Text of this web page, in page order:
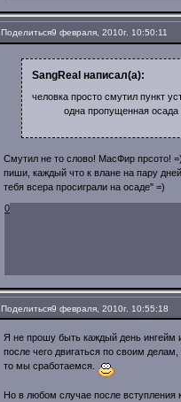
Поделиться9 февраля, 2010г. 10:50:11
SangReal написал(а):
человка просто смутил пункт
одна пропущенная осада -
Смутил не то слово! МасФир прсото!
пиши, каждый что к влане на пару
тебя всера просиграли на осаде" =)
0
Поделиться9 февраля, 2010г. 10:55:18
Я не прошу быть каждый день ингейм
после чего двигаться по своим
то мы сработаемся.
Но в любом случае после